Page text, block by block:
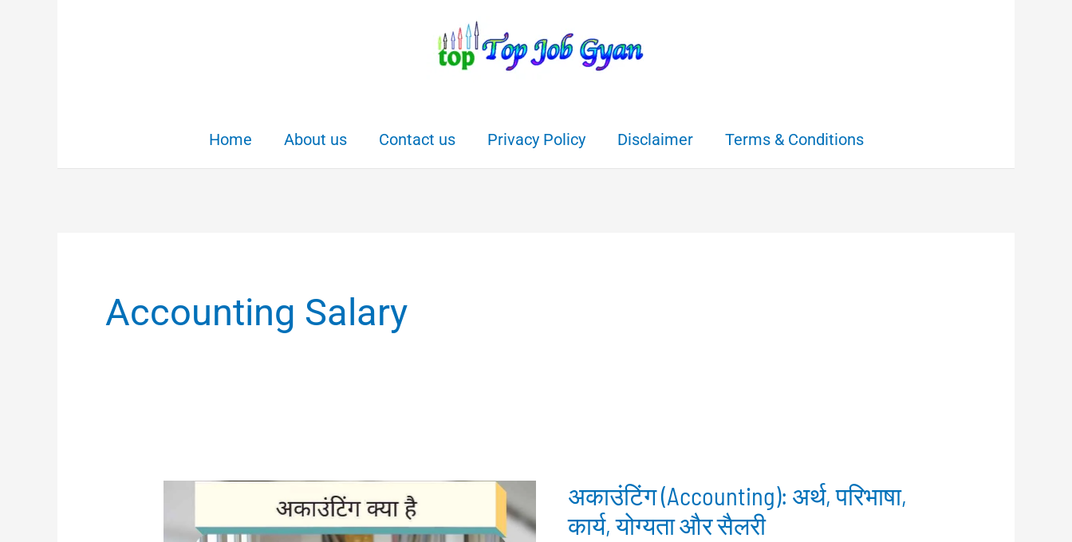
Home About us Contact us Privacy Policy Disclaimer Terms & Conditions
Accounting Salary
अकाउंटिंग (Accounting): अर्थ, परिभाषा,
कार्य, योग्यता और सैलरी